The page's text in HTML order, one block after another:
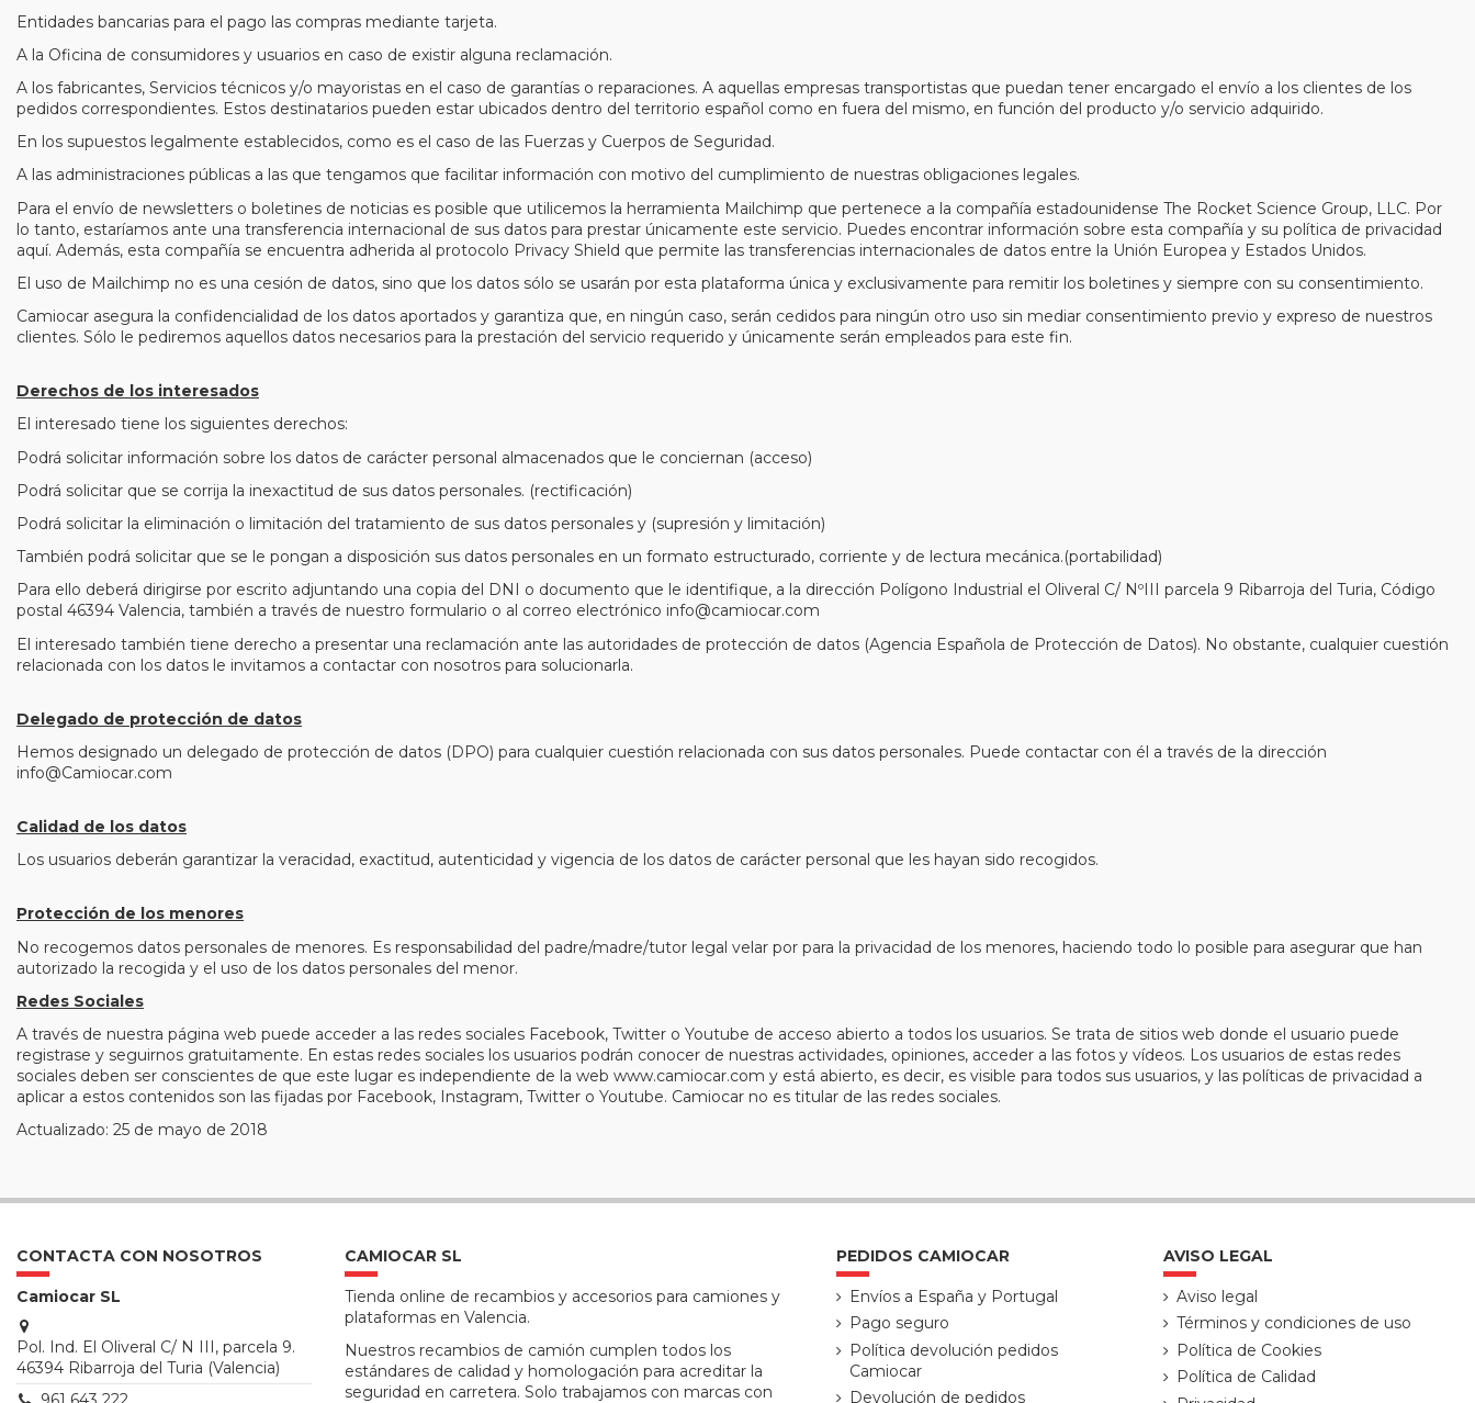
Entidades bancarias para el pago las compras mediante tarjeta.
A la Oficina de consumidores y usuarios en caso de existir alguna reclamación.
A los fabricantes, Servicios técnicos y/o mayoristas en el caso de garantías o reparaciones. A aquellas empresas transportistas que puedan tener encargado el envío a los clientes de los
pedidos correspondientes. Estos destinatarios pueden estar ubicados dentro del territorio español como en fuera del mismo, en función del producto y/o servicio adquirido.
En los supuestos legalmente establecidos, como es el caso de las Fuerzas y Cuerpos de Seguridad.
A las administraciones públicas a las que tengamos que facilitar información con motivo del cumplimiento de nuestras obligaciones legales.
Para el envío de newsletters o boletines de noticias es posible que utilicemos la herramienta Mailchimp que pertenece a la compañía estadounidense The Rocket Science Group, LLC. Por
lo tanto, estaríamos ante una transferencia internacional de sus datos para prestar únicamente este servicio. Puedes encontrar información sobre esta compañía y su política de privacidad
aquí. Además, esta compañía se encuentra adherida al protocolo Privacy Shield que permite las transferencias internacionales de datos entre la Unión Europea y Estados Unidos.
El uso de Mailchimp no es una cesión de datos, sino que los datos sólo se usarán por esta plataforma única y exclusivamente para remitir los boletines y siempre con su consentimiento.
Camiocar asegura la confidencialidad de los datos aportados y garantiza que, en ningún caso, serán cedidos para ningún otro uso sin mediar consentimiento previo y expreso de nuestros
clientes. Sólo le pediremos aquellos datos necesarios para la prestación del servicio requerido y únicamente serán empleados para este fin.
Derechos de los interesados
El interesado tiene los siguientes derechos:
Podrá solicitar información sobre los datos de carácter personal almacenados que le conciernan (acceso)
Podrá solicitar que se corrija la inexactitud de sus datos personales. (rectificación)
Podrá solicitar la eliminación o limitación del tratamiento de sus datos personales y (supresión y limitación)
También podrá solicitar que se le pongan a disposición sus datos personales en un formato estructurado, corriente y de lectura mecánica.(portabilidad)
Para ello deberá dirigirse por escrito adjuntando una copia del DNI o documento que le identifique, a la dirección Polígono Industrial el Oliveral C/ NºIII parcela 9 Ribarroja del Turia, Código
postal 46394 Valencia, también a través de nuestro formulario o al correo electrónico info@camiocar.com
El interesado también tiene derecho a presentar una reclamación ante las autoridades de protección de datos (Agencia Española de Protección de Datos). No obstante, cualquier cuestión
relacionada con los datos le invitamos a contactar con nosotros para solucionarla.
Delegado de protección de datos
Hemos designado un delegado de protección de datos (DPO) para cualquier cuestión relacionada con sus datos personales. Puede contactar con él a través de la dirección
info@Camiocar.com
Calidad de los datos
Los usuarios deberán garantizar la veracidad, exactitud, autenticidad y vigencia de los datos de carácter personal que les hayan sido recogidos.
Protección de los menores
No recogemos datos personales de menores. Es responsabilidad del padre/madre/tutor legal velar por para la privacidad de los menores, haciendo todo lo posible para asegurar que han
autorizado la recogida y el uso de los datos personales del menor.
Redes Sociales
A través de nuestra página web puede acceder a las redes sociales Facebook, Twitter o Youtube de acceso abierto a todos los usuarios. Se trata de sitios web donde el usuario puede
registrase y seguirnos gratuitamente. En estas redes sociales los usuarios podrán conocer de nuestras actividades, opiniones, acceder a las fotos y vídeos. Los usuarios de estas redes
sociales deben ser conscientes de que este lugar es independiente de la web www.camiocar.com y está abierto, es decir, es visible para todos sus usuarios, y las políticas de privacidad a
aplicar a estos contenidos son las fijadas por Facebook, Instagram, Twitter o Youtube. Camiocar no es titular de las redes sociales.
Actualizado: 25 de mayo de 2018
CONTACTA CON NOSOTROS
Camiocar SL
Pol. Ind. El Oliveral C/ N III, parcela 9.
46394 Ribarroja del Turia (Valencia)
CAMIOCAR SL
Tienda online de recambios y accesorios para camiones y
plataformas en Valencia.
Nuestros recambios de camión cumplen todos los
estándares de calidad y homologación para acreditar la
seguridad en carretera. Solo trabajamos con marcas con
PEDIDOS CAMIOCAR
Envíos a España y Portugal
Pago seguro
Política devolución pedidos
Camiocar
Devolución de pedidos
AVISO LEGAL
Aviso legal
Términos y condiciones de uso
Política de Cookies
Política de Calidad